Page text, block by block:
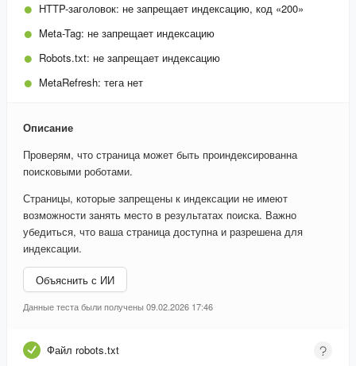
HTTP-заголовок: не запрещает индексацию, код «200»
Meta-Tag: не запрещает индексацию
Robots.txt: не запрещает индексацию
MetaRefresh: тега нет
Описание
Проверям, что страница может быть проиндексированна
поисковыми роботами.
Страницы, которые запрещены к индексации не имеют
возможности занять место в результатах поиска. Важно
убедиться, что ваша страница доступна и разрешена для
индексации.
Объяснить с ИИ
Данные теста были получены 09.02.2026 17:46
Файл robots.txt